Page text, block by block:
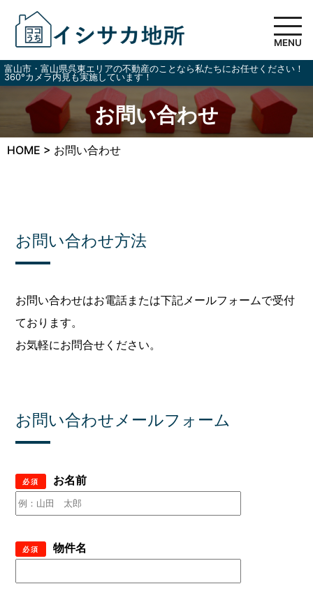
MENU
富山市・富山県呉東エリアの不動産のことなら私たちにお任せください！
360°カメラ内見も実施しています！
お問い合わせ
HOME > お問い合わせ
お問い合わせ方法
お問い合わせはお電話または下記メールフォームで受付
ております。
お気軽にお問合せください。
お問い合わせメールフォーム
必須 お名前
必須 物件名